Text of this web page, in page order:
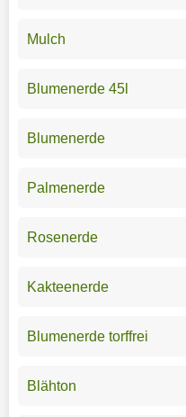
Mulch
Blumenerde 45l
Blumenerde
Palmenerde
Rosenerde
Kakteenerde
Blumenerde torffrei
Blähton